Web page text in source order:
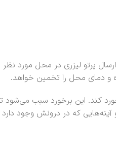
پرتو لیزری در محل مورد
و دمای محل را تخمین خواهد.
کند. این برخورد سبب
که در درونش وجود